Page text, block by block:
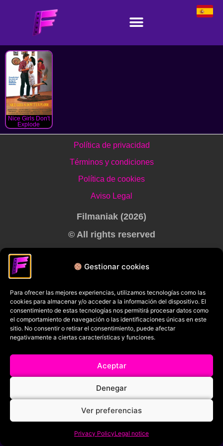
Gestionar cookies
Para ofrecer las mejores experiencias, utilizamos tecnologías como las
cookies para almacenar y/o acceder a la información del dispositivo. El
consentimiento de estas tecnologías nos permitirá procesar datos como
el comportamiento de navegación o las identificaciones únicas en este
sitio. No consentir o retirar el consentimiento, puede afectar
negativamente a ciertas características y funciones.
Aceptar
Denegar
Ver preferencias
Privacy PolicyLegal notice
Nice Girls Don't
Explode
Política de privacidad
Términos y condiciones
Política de cookies
Aviso Legal
Filmaniak (2026)
© All rights reserved